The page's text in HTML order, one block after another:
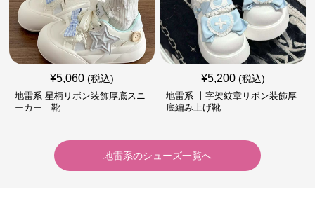
¥5,060 (税込)
地雷系 星柄リボン装飾厚底スニ
ーカー 靴
¥5,200 (税込)
地雷系 十字架紋章リボン装飾厚
底編み上げ靴
地雷系のシューズ一覧へ